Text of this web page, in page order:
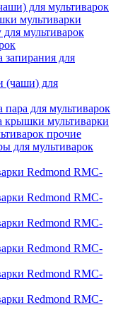
для мультиварок
мультиварки
мультиварок
запирания для
(чаши) для
для мультиварок
крышки мультиварки
прочие
для мультиварок
Redmond RMC-
Redmond RMC-
Redmond RMC-
Redmond RMC-
Redmond RMC-
Redmond RMC-